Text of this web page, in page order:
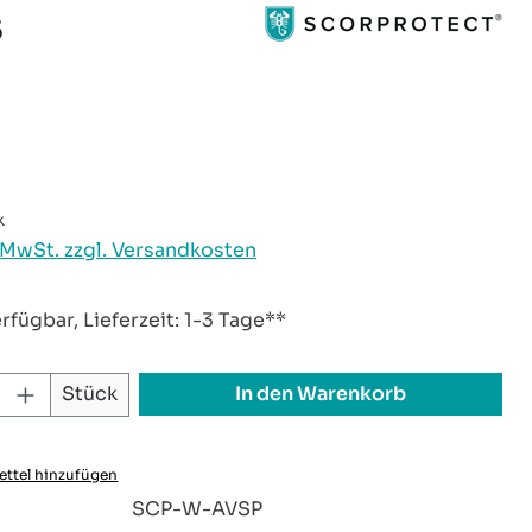
zzgl. Versandkosten
Lieferzeit: 1-3 Tage**
Anzahl: Gib den gewünschten
Stück In den Warenkorb
hinzufügen
SCP-W-AVSP